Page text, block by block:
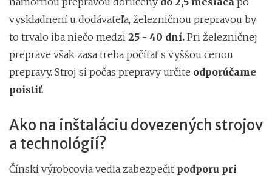
vyskladnení u dodávateľa, železničnou prepravou by
to trvalo iba niečo medzi 25 - 40 dní. Pri železničnej
preprave však zasa treba počítať s vyššou cenou
prepravy. Stroj si počas prepravy určite odporúčame
poistiť.
Ako na inštaláciu dovezených strojov
a technológií?
Čínski výrobcovia vedia zabezpečiť podporu pri